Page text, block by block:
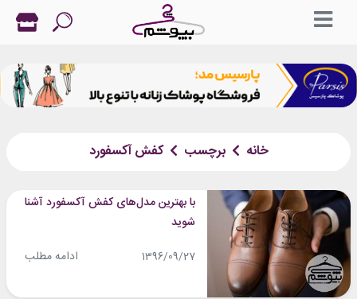
خانه برچسب کفش آکسفورد
با بهترین مدل‌های کفش آکسفورد آشنا
شوید
1396/09/27 ادامه مطلب